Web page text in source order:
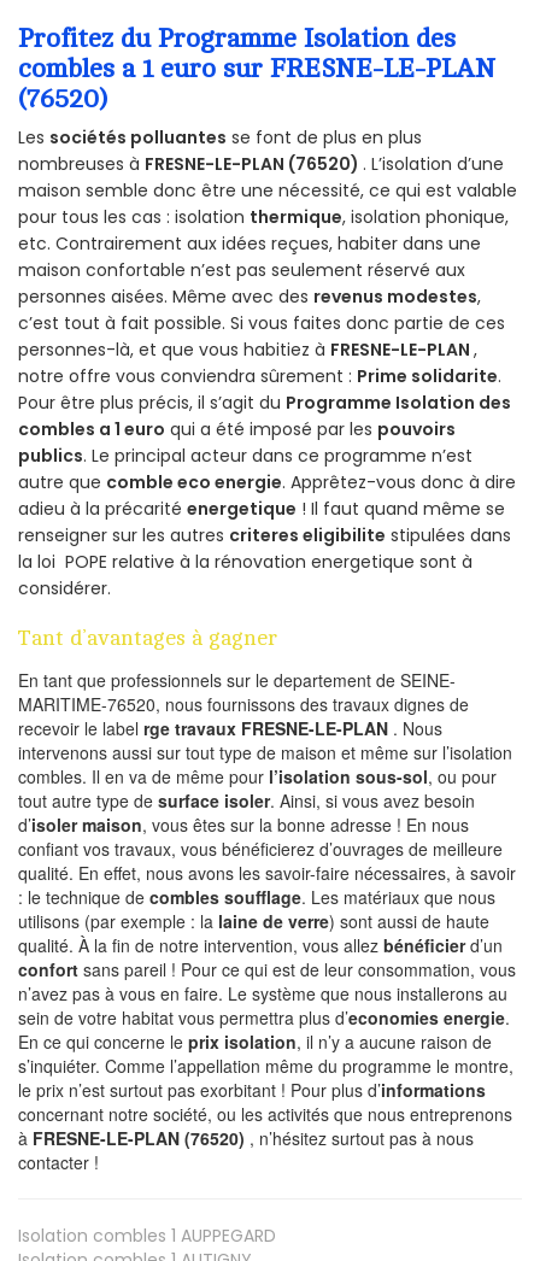
Profitez du Programme Isolation des
combles a 1 euro sur FRESNE-LE-PLAN
(76520)
Les sociétés polluantes se font de plus en plus
nombreuses à FRESNE-LE-PLAN (76520) . L’isolation d’une
maison semble donc être une nécessité, ce qui est valable
pour tous les cas : isolation thermique, isolation phonique,
etc. Contrairement aux idées reçues, habiter dans une
maison confortable n’est pas seulement réservé aux
personnes aisées. Même avec des revenus modestes,
c’est tout à fait possible. Si vous faites donc partie de ces
personnes-là, et que vous habitiez à FRESNE-LE-PLAN ,
notre offre vous conviendra sûrement : Prime solidarite.
Pour être plus précis, il s’agit du Programme Isolation des
combles a 1 euro qui a été imposé par les pouvoirs
publics. Le principal acteur dans ce programme n’est
autre que comble eco energie. Apprêtez-vous donc à dire
adieu à la précarité energetique ! Il faut quand même se
renseigner sur les autres criteres eligibilite stipulées dans
la loi POPE relative à la rénovation energetique sont à
considérer.
Tant d’avantages à gagner
En tant que professionnels sur le departement de SEINE-
MARITIME-76520, nous fournissons des travaux dignes de
recevoir le label rge travaux FRESNE-LE-PLAN . Nous
intervenons aussi sur tout type de maison et même sur l’isolation
combles. Il en va de même pour l’isolation sous-sol, ou pour
tout autre type de surface isoler. Ainsi, si vous avez besoin
d’isoler maison, vous êtes sur la bonne adresse ! En nous
confiant vos travaux, vous bénéficierez d’ouvrages de meilleure
qualité. En effet, nous avons les savoir-faire nécessaires, à savoir
: le technique de combles soufflage. Les matériaux que nous
utilisons (par exemple : la laine de verre) sont aussi de haute
qualité. À la fin de notre intervention, vous allez bénéficierd’un
confort sans pareil ! Pour ce qui est de leur consommation, vous
n’avez pas à vous en faire. Le système que nous installerons au
sein de votre habitat vous permettra plus d’economies energie.
En ce qui concerne le prix isolation, il n’y a aucune raison de
s’inquiéter. Comme l’appellation même du programme le montre,
le prix n’est surtout pas exorbitant ! Pour plus d’informations
concernant notre société, ou les activités que nous entreprenons
à FRESNE-LE-PLAN (76520) , n’hésitez surtout pas à nous
contacter !
Isolation combles 1 AUPPEGARD